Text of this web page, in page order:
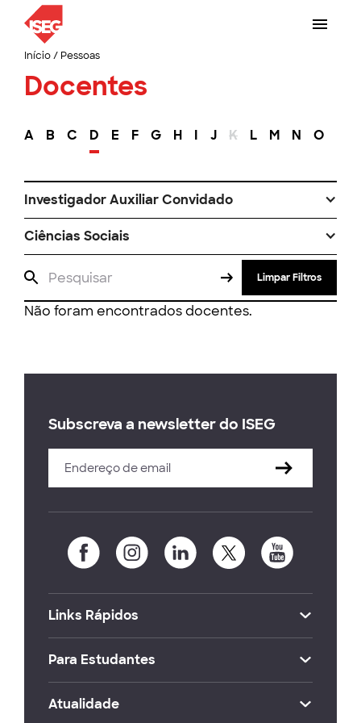
Início/ Pessoas
Docentes
A B C D E F G H I J K L M N O
Investigador Auxiliar Convidado
Ciências Sociais
Limpar Filtros
Não foram encontrados docentes.
Subscreva a newsletter do ISEG
Links Rápidos
Para Estudantes
Atualidade